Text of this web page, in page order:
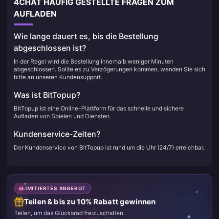
AUFLADEN
Wie lange dauert es, bis die Bestellung
abgeschlossen ist?
In der Regel wird die Bestellung innerhalb weniger Minuten
abgeschlossen. Sollte es zu Verzögerungen kommen, wenden Sie sich
bitte an unseren Kundensupport.
Was ist BitTopup?
BitTopup ist eine Online-Plattform für das schnelle und sichere
Aufladen von Spielen und Diensten.
Kundenservice-Zeiten?
Der Kundenservice von BitTopup ist rund um die Uhr (24/7) erreichbar.
LIMITIERTES ANGEBOT
Teilen & bis zu 10% Rabatt gewinnen
Teilen, um das Glücksrad freizuschalten.